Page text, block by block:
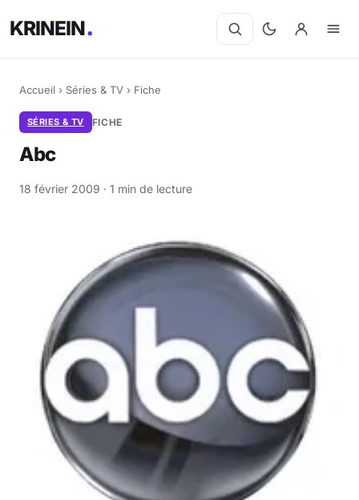
KRINEIN
Accueil › Séries & TV › Fiche
SÉRIES & TV FICHE
Abc
18 février 2009 · 1 min de lecture